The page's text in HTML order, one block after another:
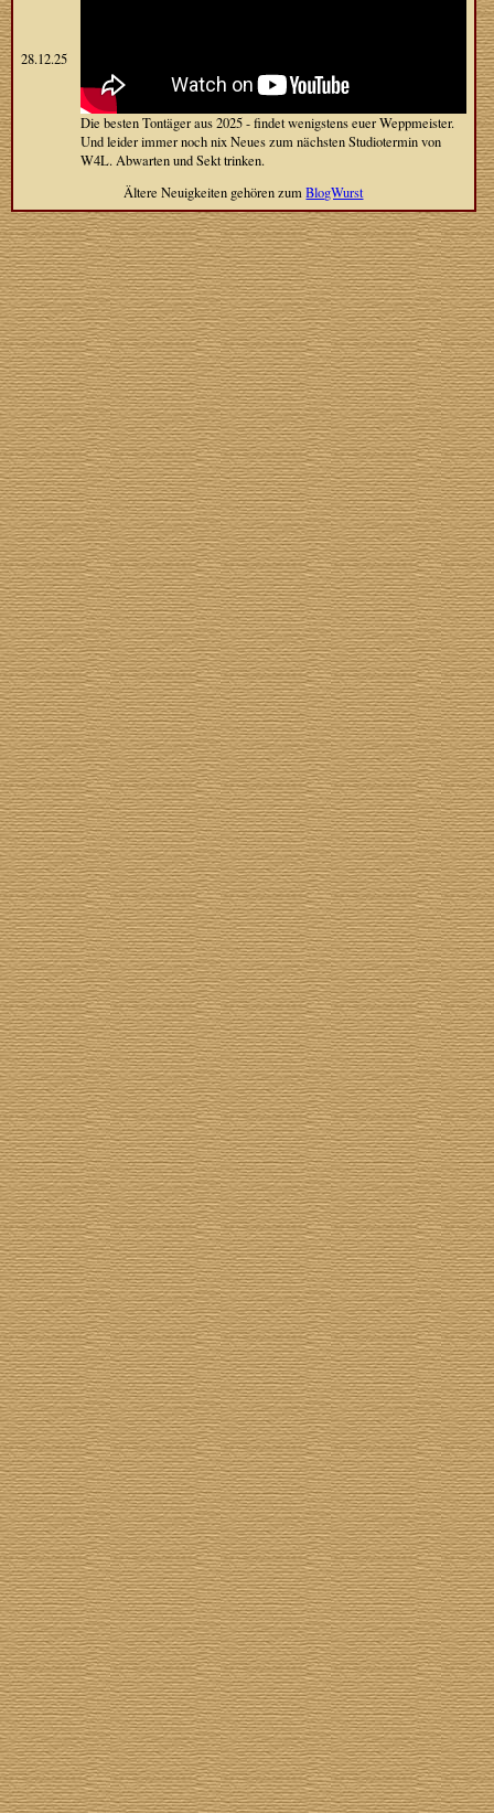
28.12.25
Die besten Tontäger aus 2025 - findet wenigstens euer Weppmeister.
Und leider immer noch nix Neues zum nächsten Studiotermin von
W4L. Abwarten und Sekt trinken.
Ältere Neuigkeiten gehören zumBlogWurst